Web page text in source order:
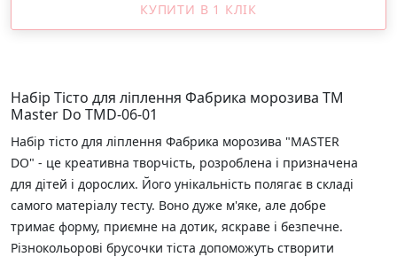
КУПИТИ В 1 КЛІК
Набір Тісто для ліплення Фабрика морозива ТМ
Master Do TMD-06-01
Набір тісто для ліплення Фабрика морозива "MASTER
DO" - це креативна творчість, розроблена і призначена
для дітей і дорослих. Його унікальність полягає в складі
самого матеріалу тесту. Воно дуже м'яке, але добре
тримає форму, приємне на дотик, яскраве і безпечне.
Різнокольорові брусочки тіста допоможуть створити